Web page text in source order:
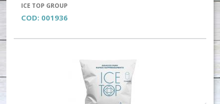
ICE TOP GROUP
COD: 001936